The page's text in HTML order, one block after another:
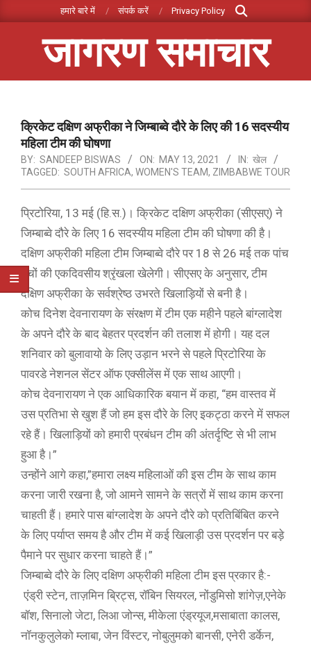
to
हमारे बारे में संपर्क करें Privacy Policy
Search
जागरण समाचार
Menuक्रिकेट दक्षिण अफ्रीका ने जिम्बाब्वे दौरे के लिए की 16 सदस्यीय
महिला टीम की घोषणा
BY: SANDEEP BISWAS ON: MAY 13, 2021 IN: खेल
TAGGED: SOUTH AFRICA, WOMEN'S TEAM, ZIMBABWE TOUR
प्रिटोरिया, 13 मई (हि.स.)। क्रिकेट दक्षिण अफ्रीका (सीएसए) ने
जिम्बाब्वे दौरे के लिए 16 सदस्यीय महिला टीम की घोषणा की है।
दक्षिण अफ्रीकी महिला टीम जिम्बाब्वे दौरे पर 18 से 26 मई तक पांच
मैचों की एकदिवसीय श्रृंखला खेलेगी। सीएसए के अनुसार, टीम
दक्षिण अफ्रीका के सर्वश्रेष्ठ उभरते खिलाड़ियों से बनी है।
कोच दिनेश देवनारायण के संरक्षण में टीम एक महीने पहले बांग्लादेश
के अपने दौरे के बाद बेहतर प्रदर्शन की तलाश में होगी। यह दल
शनिवार को बुलावायो के लिए उड़ान भरने से पहले प्रिटोरिया के
पावरडे नेशनल सेंटर ऑफ एक्सीलेंस में एक साथ आएगी।
कोच देवनारायण ने एक आधिकारिक बयान में कहा, “हम वास्तव में
उस प्रतिभा से खुश हैं जो हम इस दौरे के लिए इकट्ठा करने में सफल
रहे हैं। खिलाड़ियों को हमारी प्रबंधन टीम की अंतर्दृष्टि से भी लाभ
हुआ है।”
उन्होंने आगे कहा,”हमारा लक्ष्य महिलाओं की इस टीम के साथ काम
करना जारी रखना है, जो आमने सामने के सत्रों में साथ काम करना
चाहती हैं। हमारे पास बांग्लादेश के अपने दौरे को प्रतिबिंबित करने
के लिए पर्याप्त समय है और टीम में कई खिलाड़ी उस प्रदर्शन पर बड़े
पैमाने पर सुधार करना चाहते हैं।”
जिम्बाब्वे दौरे के लिए दक्षिण अफ्रीकी महिला टीम इस प्रकार है:-
एंड्री स्टेन, ताज़मिन ब्रिट्स, रॉबिन सियरल, नोंडुमिसो शांगेज़,एनेके
बॉश, सिनालो जेटा, लिआ जोन्स, मीकेला एंड्रयूज,मसाबाता कालस,
नॉनकुलुलेको म्लाबा, जेन विंस्टर, नोबुलुमको बानसी, एनेरी डर्केन,